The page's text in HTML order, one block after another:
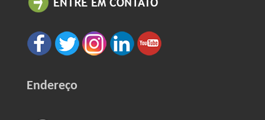
Endereço